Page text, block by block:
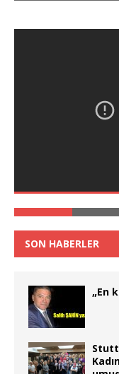
SON HABERLER
„En